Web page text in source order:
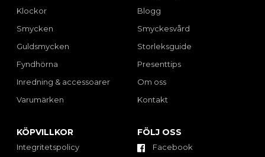
Klockor
Smycken
Guldsmycken
Fyndhörna
Inredning & accessoarer
Varumärken
Blogg
Smyckesvård
Storleksguide
Presenttips
Om oss
Kontakt
KÖPVILLKOR
Integritetspolicy
FÖLJ OSS
Facebook